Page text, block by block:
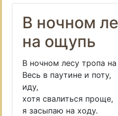
В ночном
на ощупь
В ночном лесу тропа
Весь в паутине и поту,
иду,
хотя свалиться проще,
я засыпаю на ходу.